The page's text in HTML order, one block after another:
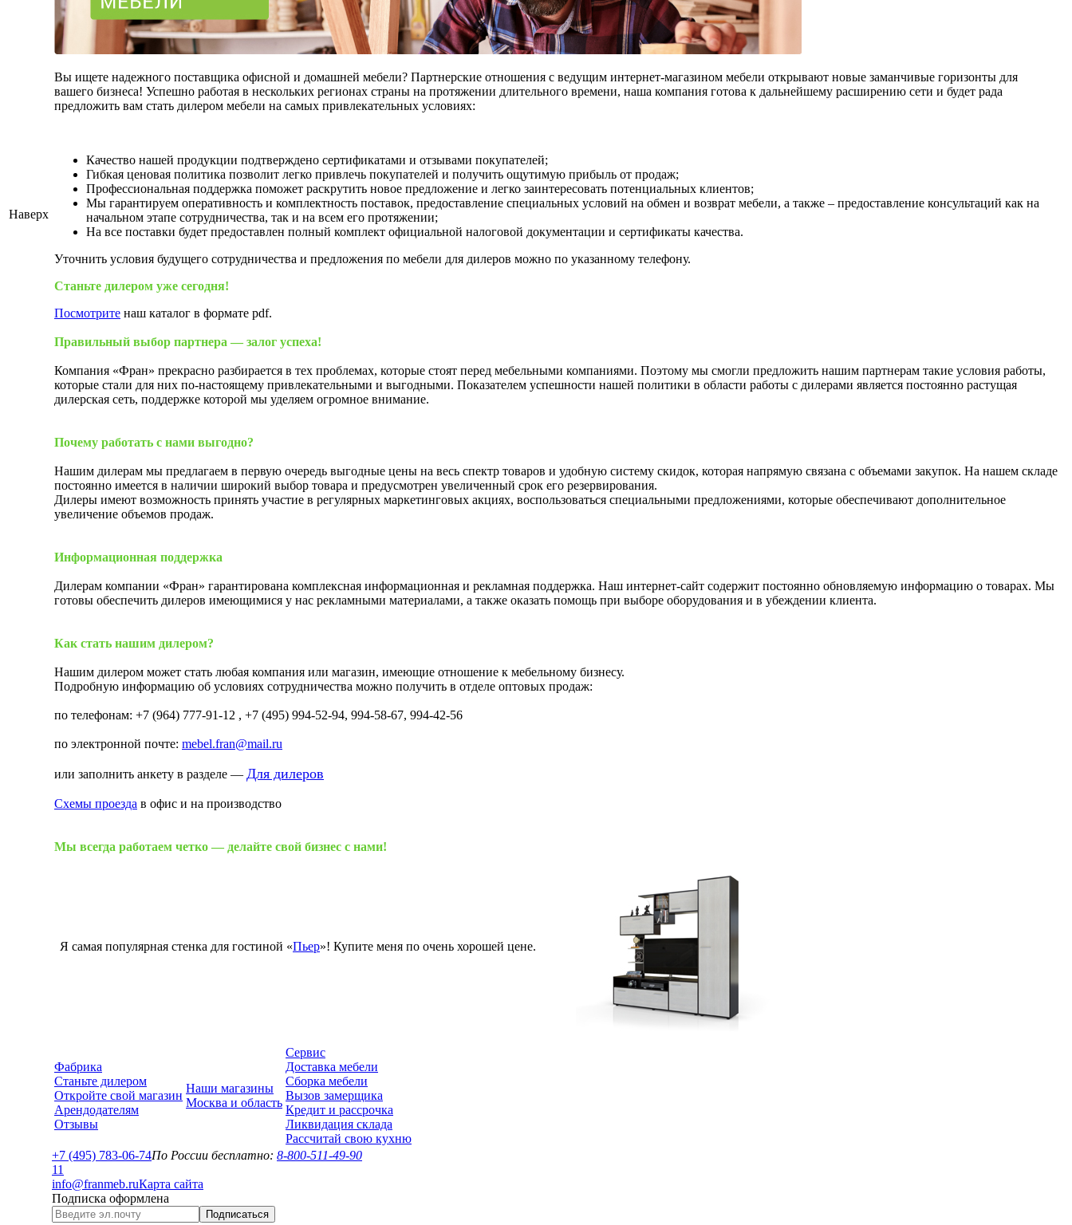
Наверх
Вы ищете надежного поставщика офисной и домашней мебели? Партнерские отношения с ведущим интернет-магазином мебели открывают новые заманчивые горизонты для
вашего бизнеса! Успешно работая в нескольких регионах страны на протяжении длительного времени, наша компания готова к дальнейшему расширению сети и будет рада
предложить вам стать дилером мебели на самых привлекательных условиях:
Качество нашей продукции подтверждено сертификатами и отзывами покупателей;
Гибкая ценовая политика позволит легко привлечь покупателей и получить ощутимую прибыль от продаж;
Профессиональная поддержка поможет раскрутить новое предложение и легко заинтересовать потенциальных клиентов;
Мы гарантируем оперативность и комплектность поставок, предоставление специальных условий на обмен и возврат мебели, а также – предоставление консультаций как на
начальном этапе сотрудничества, так и на всем его протяжении;
На все поставки будет предоставлен полный комплект официальной налоговой документации и сертификаты качества.
Уточнить условия будущего сотрудничества и предложения по мебели для дилеров можно по указанному телефону.
Станьте дилером уже сегодня!
Посмотрите наш каталог в формате pdf.
Правильный выбор партнера — залог успеха!
Компания «Фран» прекрасно разбирается в тех проблемах, которые стоят перед мебельными компаниями. Поэтому мы смогли предложить нашим партнерам такие условия работы,
которые стали для них по-настоящему привлекательными и выгодными. Показателем успешности нашей политики в области работы с дилерами является постоянно растущая
дилерская сеть, поддержке которой мы уделяем огромное внимание.
Почему работать с нами выгодно?
Нашим дилерам мы предлагаем в первую очередь выгодные цены на весь спектр товаров и удобную систему скидок, которая напрямую связана с объемами закупок. На нашем складе
постоянно имеется в наличии широкий выбор товара и предусмотрен увеличенный срок его резервирования.
Дилеры имеют возможность принять участие в регулярных маркетинговых акциях, воспользоваться специальными предложениями, которые обеспечивают дополнительное
увеличение объемов продаж.
Информационная поддержка
Дилерам компании «Фран» гарантирована комплексная информационная и рекламная поддержка. Наш интернет-сайт содержит постоянно обновляемую информацию о товарах. Мы
готовы обеспечить дилеров имеющимися у нас рекламными материалами, а также оказать помощь при выборе оборудования и в убеждении клиента.
Как стать нашим дилером?
Нашим дилером может стать любая компания или магазин, имеющие отношение к мебельному бизнесу.
Подробную информацию об условиях сотрудничества можно получить в отделе оптовых продаж:
по телефонам: +7 (964) 777-91-12 , +7 (495) 994-52-94, 994-58-67, 994-42-56
по электронной почте: mebel.fran@mail.ru
или заполнить анкету в разделе — Для дилеров
Схемы проезда в офис и на производство
Мы всегда работаем четко — делайте свой бизнес с нами!
Я самая популярная стенка для гостиной «Пьер»! Купите меня по очень хорошей цене.
Фабрика
Станьте дилером
Откройте свой магазин
Арендодателям
Отзывы
Наши магазины
Москва и область
Сервис
Доставка мебели
Сборка мебели
Вызов замерщика
Кредит и рассрочка
Ликвидация склада
Рассчитай свою кухню
+7 (495) 783-06-74По России бесплатно: 8-800-511-49-90
11
info@franmeb.ruКарта сайта
Подписка оформлена
Подписаться